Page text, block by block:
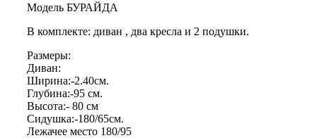
Модель БУРАЙДА
В комплекте: диван , два кресла и 2 подушки.
Размеры:
Диван:
Ширина:-2.40см.
Глубина:-95 см.
Высота:- 80 см
Сидушка:-180/65см.
Лежачее место 180/95